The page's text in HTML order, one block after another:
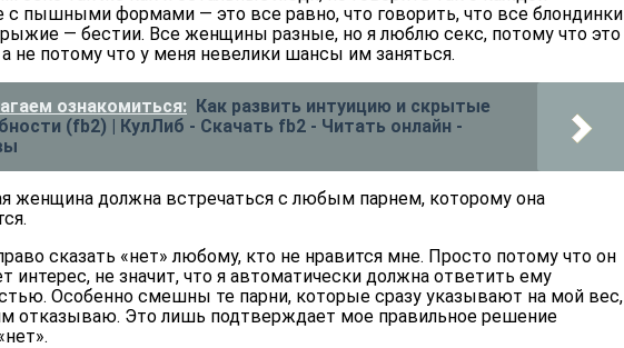
пышными формами — это все равно, что говорить, что все блондинки
— бестии. Все женщины разные, но я люблю секс, потому что это
а не потому что у меня невелики шансы им заняться.
ознакомиться: Как развить интуицию и скрытые
(fb2) | КулЛиб - Скачать fb2 - Читать онлайн -
женщина должна встречаться с любым парнем, которому она
сказать «нет» любому, кто не нравится мне. Просто потому что он
интерес, не значит, что я автоматически должна ответить ему
Особенно смешны те парни, которые сразу указывают на мой вес,
отказываю. Это лишь подтверждает мое правильное решение